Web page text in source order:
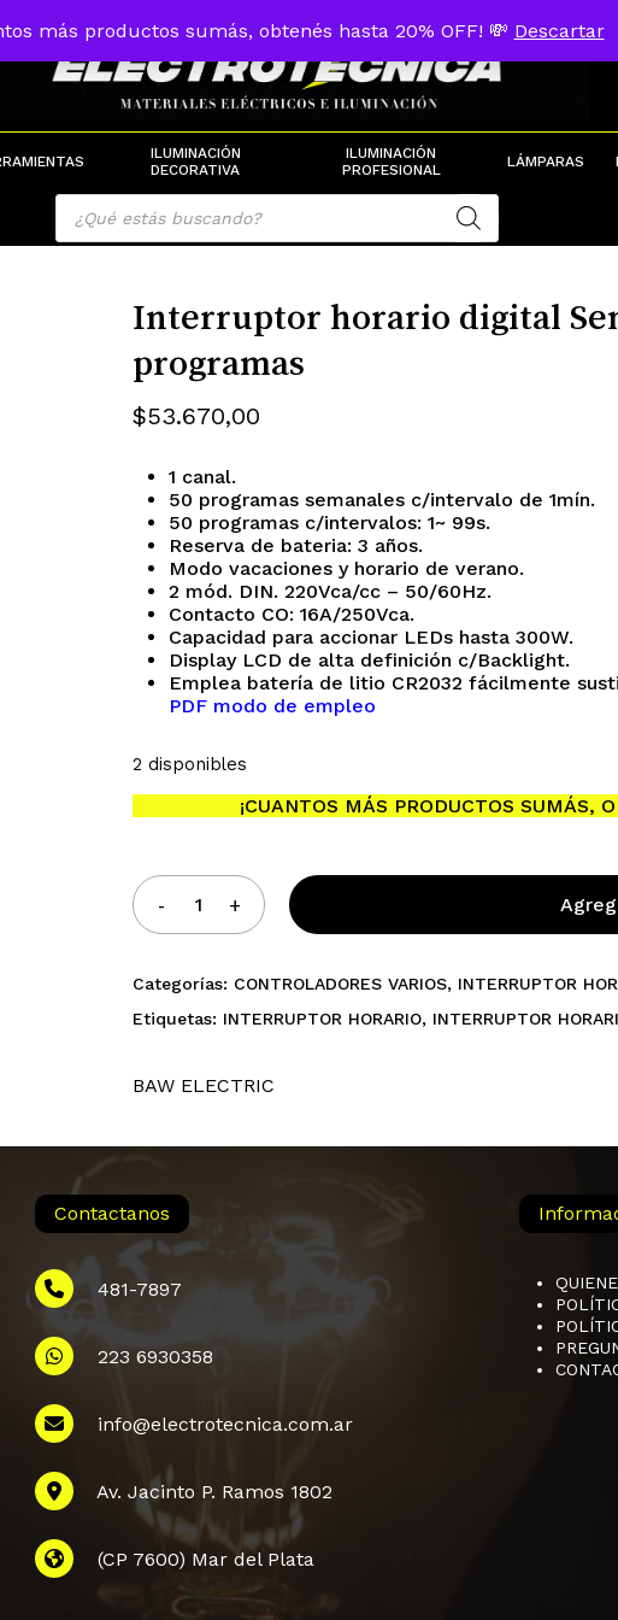
más productos sumás, obtenés hasta 20% OFF! 💸 Descartar
ILUMINACIÓN
DECORATIVA
ILUMINACIÓN
PROFESIONAL
LÁMPARAS
Cart
Products
search
Interruptor horario digital
programas
$53.670,00
1 canal.
50 programas semanales c/intervalo de 1mín.
50 programas c/intervalos: 1~ 99s.
Reserva de bateria: 3 años.
Modo vacaciones y horario de verano.
2 mód. DIN. 220Vca/cc – 50/60Hz.
Contacto CO: 16A/250Vca.
Capacidad para accionar LEDs hasta 300W.
Display LCD de alta definición c/Backlight.
Emplea batería de litio CR2032 fácilmente
PDF modo de empleo
2 disponibles
¡CUANTOS MÁS PRODUCTOS SUMÁS,
Categorías: CONTROLADORES VARIOS, INTERRUPTOR
Etiquetas: INTERRUPTOR HORARIO, INTERRUPTOR
BAW ELECTRIC
Contactanos
481-7897
223 6930358
info@electrotecnica.com.ar
Av. Jacinto P. Ramos 1802
(CP 7600) Mar del Plata